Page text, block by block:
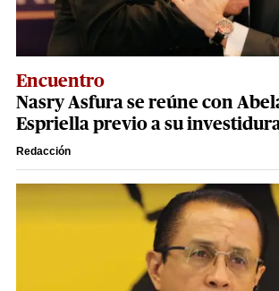
Encuentro
Nasry Asfura se reúne con
Espriella previo a su
Redacción